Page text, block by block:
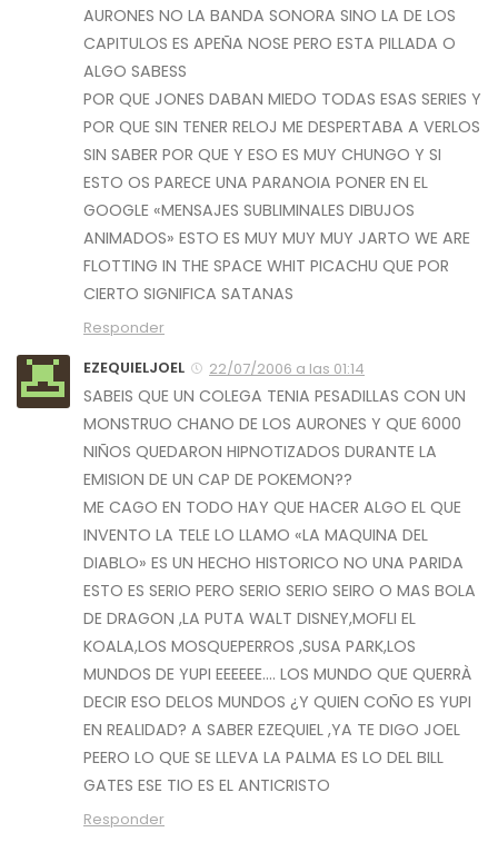
AURONES NO LA BANDA SONORA SINO LA DE LOS
CAPITULOS ES APEÑA NOSE PERO ESTA PILLADA O
ALGO SABESS
POR QUE JONES DABAN MIEDO TODAS ESAS SERIES Y
POR QUE SIN TENER RELOJ ME DESPERTABA A VERLOS
SIN SABER POR QUE Y ESO ES MUY CHUNGO Y SI
ESTO OS PARECE UNA PARANOIA PONER EN EL
GOOGLE «MENSAJES SUBLIMINALES DIBUJOS
ANIMADOS» ESTO ES MUY MUY MUY JARTO WE ARE
FLOTTING IN THE SPACE WHIT PICACHU QUE POR
CIERTO SIGNIFICA SATANAS
Responder
EZEQUIELJOEL
22/07/2006 a las 01:14
SABEIS QUE UN COLEGA TENIA PESADILLAS CON UN
MONSTRUO CHANO DE LOS AURONES Y QUE 6000
NIÑOS QUEDARON HIPNOTIZADOS DURANTE LA
EMISION DE UN CAP DE POKEMON??
ME CAGO EN TODO HAY QUE HACER ALGO EL QUE
INVENTO LA TELE LO LLAMO «LA MAQUINA DEL
DIABLO» ES UN HECHO HISTORICO NO UNA PARIDA
ESTO ES SERIO PERO SERIO SERIO SEIRO O MAS BOLA
DE DRAGON ,LA PUTA WALT DISNEY,MOFLI EL
KOALA,LOS MOSQUEPERROS ,SUSA PARK,LOS
MUNDOS DE YUPI EEEEEE…. LOS MUNDO QUE QUERRÀ
DECIR ESO DELOS MUNDOS ¿Y QUIEN COÑO ES YUPI
EN REALIDAD? A SABER EZEQUIEL ,YA TE DIGO JOEL
PEERO LO QUE SE LLEVA LA PALMA ES LO DEL BILL
GATES ESE TIO ES EL ANTICRISTO
Responder